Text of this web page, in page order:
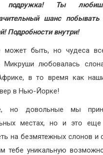
подружка! Ты
шанс
Подробности внутри!
может быть, но чудеса
Микруши любовалась
в то время как
в Нью-Йорке!
но довольные мы
местах, но и это
на безмятежных слонов
тебе уникальную